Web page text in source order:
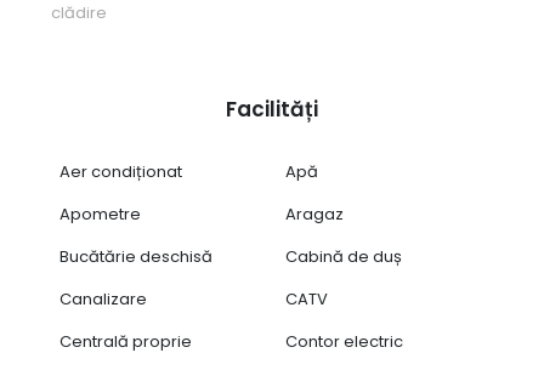
clădire
Facilități
Aer condiționat
Apă
Apometre
Aragaz
Bucătărie deschisă
Cabină de duș
Canalizare
CATV
Centrală proprie
Contor electric